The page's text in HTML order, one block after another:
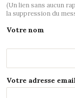
(Un lien sans aucun
la suppression du
Votre nom
Votre adresse